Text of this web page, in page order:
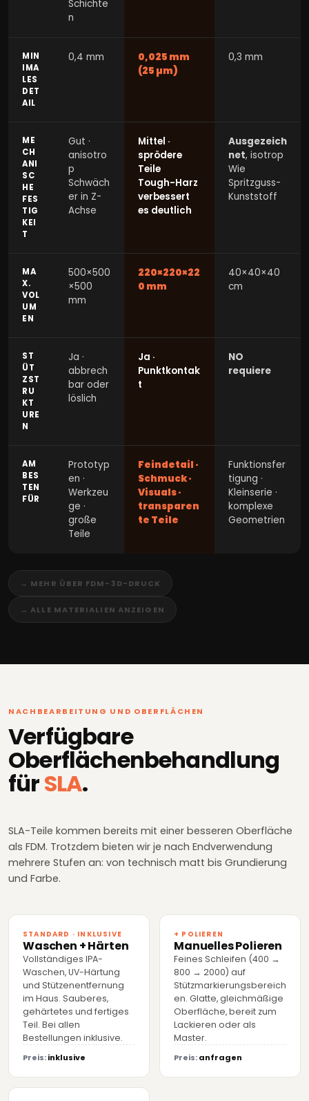
Schichte
n
MIN
IMA
LES
DET
AIL
0,4 mm
0,025 mm
(25 µm)
0,3 mm
ME
CH
ANI
SC
HE
FES
TIG
KEI
T
Gut ·
anisotro
p
Schwäch
er in Z-
Achse
Mittel ·
sprödere
Teile
Tough-Harz
verbessert
es deutlich
Ausgezeich
net, isotrop
Wie
Spritzguss-
Kunststoff
MA
X.
VOL
UM
EN
500×500
×500
mm
220×220×22
0 mm
40×40×40
cm
ST
ÜT
ZST
RU
KT
URE
N
Ja ·
abbrech
bar oder
löslich
Ja ·
Punktkontak
t
NO
requiere
AM
BES
TEN
FÜR
Prototyp
en ·
Werkzeu
ge ·
große
Teile
Feindetail ·
Schmuck ·
Visuals ·
transparen
te Teile
Funktionsfer
tigung ·
Kleinserie ·
komplexe
Geometrien
→ MEHR ÜBER FDM-3D-DRUCK
→ ALLE MATERIALIEN ANZEIGEN
NACHBEARBEITUNG UND OBERFLÄCHEN
Verfügbare
Oberflächenbehandlung
fürSLA.
SLA-Teile kommen bereits mit einer besseren Oberfläche
als FDM. Trotzdem bieten wir je nach Endverwendung
mehrere Stufen an: von technisch matt bis Grundierung
und Farbe.
STANDARD · INKLUSIVE
Waschen + Härten
Vollständiges IPA-
Waschen, UV-Härtung
und Stützenentfernung
im Haus. Sauberes,
gehärtetes und fertiges
Teil. Bei allen
Bestellungen inklusive.
Preis:inklusive
+ POLIEREN
Manuelles Polieren
Feines Schleifen (400 →
800 → 2000) auf
Stützmarkierungsbereich
en. Glatte, gleichmäßige
Oberfläche, bereit zum
Lackieren oder als
Master.
Preis:anfragen